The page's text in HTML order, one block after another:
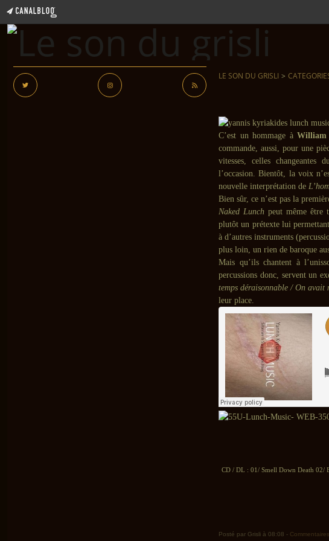
LE SON DU GRISLI >
C’est un hommage à William
commande, aussi, pour une
vitesses, celles changeantes
l’occasion. Bientôt, la voix
nouvelle interprétation de
Bien sûr, ce n’est pas la
Naked Lunchpeut même être
plutôt un prétexte lui
à d’autres instruments
plus loin, un rien de baroque
Mais qu’ils chantent à
percussions donc, servent un
temps déraisonnable / On avait
leur place.
CD / DL : 01/ Smell Down Death 02/
Posté par Grisli à 08:08 -